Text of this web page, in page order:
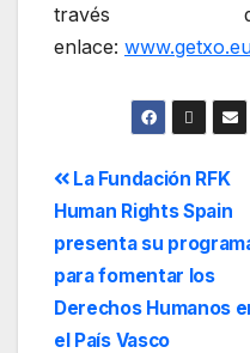
través
enlace:
La Fundación RFK
Human Rights Spain
presenta su
para fomentar los
Derechos Humanos
el País Vasco